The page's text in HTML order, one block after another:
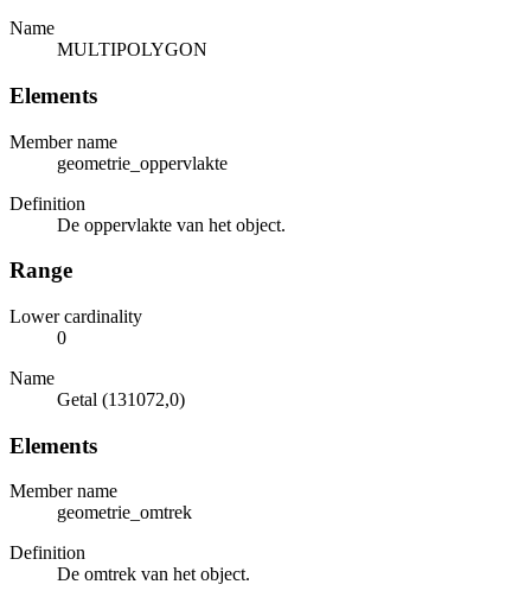
Name
MULTIPOLYGON
Elements
Member name
geometrie_oppervlakte
Definition
De oppervlakte van het object.
Range
Lower cardinality
0
Name
Getal (131072,0)
Elements
Member name
geometrie_omtrek
Definition
De omtrek van het object.